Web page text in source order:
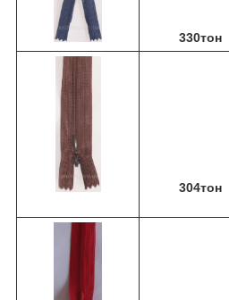
330тон
304тон